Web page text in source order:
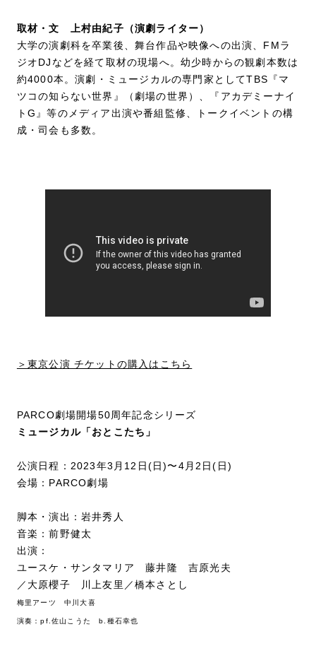
取材・文 上村由紀子（演劇ライター）
大学の演劇科を卒業後、舞台作品や映像への出演、FMラ
ジオDJなどを経て取材の現場へ。幼少時からの観劇本数は
約4000本。演劇・ミュージカルの専門家としてTBS『マ
ツコの知らない世界』（劇場の世界）、『アカデミーナイ
トG』等のメディア出演や番組監修、トークイベントの構
成・司会も多数。
＞東京公演 チケットの購入はこちら
PARCO劇場開場50周年記念シリーズ
ミュージカル「おとこたち」
公演日程：2023年3月12日(日)〜4月2日(日)
会場：PARCO劇場
脚本・演出：岩井秀人
音楽：前野健太
出演：
ユースケ・サンタマリア 藤井隆 吉原光夫
／大原櫻子 川上友里／橋本さとし
梅里アーツ 中川大喜
演奏：pf.佐山こうた b.種石幸也